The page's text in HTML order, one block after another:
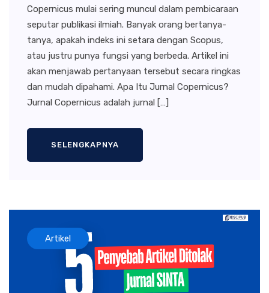
Copernicus mulai sering muncul dalam pembicaraan
seputar publikasi ilmiah. Banyak orang bertanya-
tanya, apakah indeks ini setara dengan Scopus,
atau justru punya fungsi yang berbeda. Artikel ini
akan menjawab pertanyaan tersebut secara ringkas
dan mudah dipahami. Apa Itu Jurnal Copernicus?
Jurnal Copernicus adalah jurnal […]
SELENGKAPNYA
Artikel